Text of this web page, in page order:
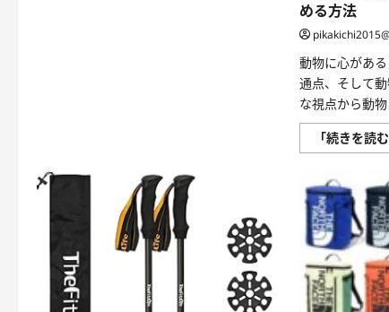
ち
人
間
と
の
共
生
い
て、
める方法
動物に心があ
通点、そして
な視点から動
「続きを読む